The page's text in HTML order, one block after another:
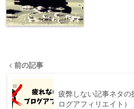
前の記事
疲弊しない記事ネタ
ログアフィリエイト）